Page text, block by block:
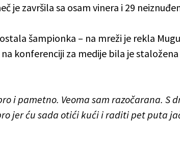
je završila sa osam vinera i 29
šampionka – na mreži je rekla
konferenciji za medije bila je
i pametno. Veoma sam razočarana. S
jer ću sada otići kući i raditi pet puta